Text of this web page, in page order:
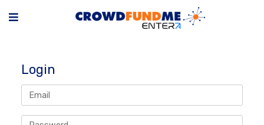
Login